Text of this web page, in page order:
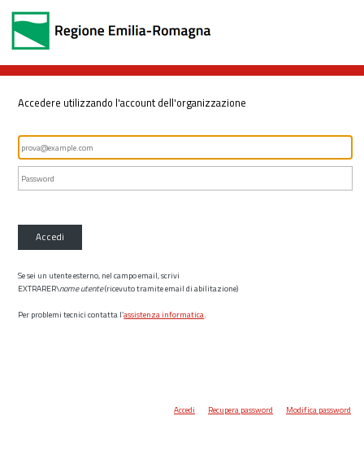
Accedere utilizzando l'account dell'organizzazione
Accedi
Se sei un utente esterno, nel campo email, scrivi
EXTRARER\nome utente(ricevuto tramite email di abilitazione)
Per problemi tecnici contatta l’assistenza informatica.
Accedi Recupera password Modifica password